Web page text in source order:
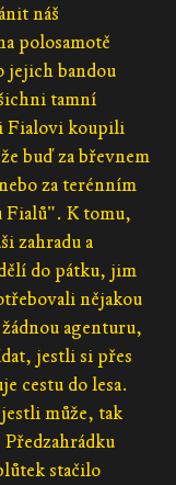
náš
polosamotě
jejich bandou
tamní
Fialovi koupili
buď za břevnem
za terénním
Fialů". K tomu,
zahradu a
do pátku, jim
nějakou
agenturu,
jestli si přes
cestu do lesa.
jestli může, tak
stačilo